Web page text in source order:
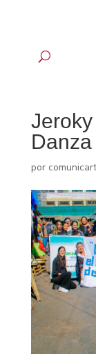
por